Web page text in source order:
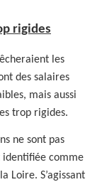
rigides
les
des salaires
mais aussi
trop rigides.
ne sont pas
identifiée comme
Loire. S’agissant